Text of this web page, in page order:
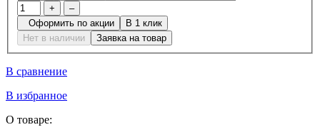
+
–
Оформить по акции
В 1 клик
Нет в наличии
Заявка на товар
В сравнение
В избранное
О товаре: